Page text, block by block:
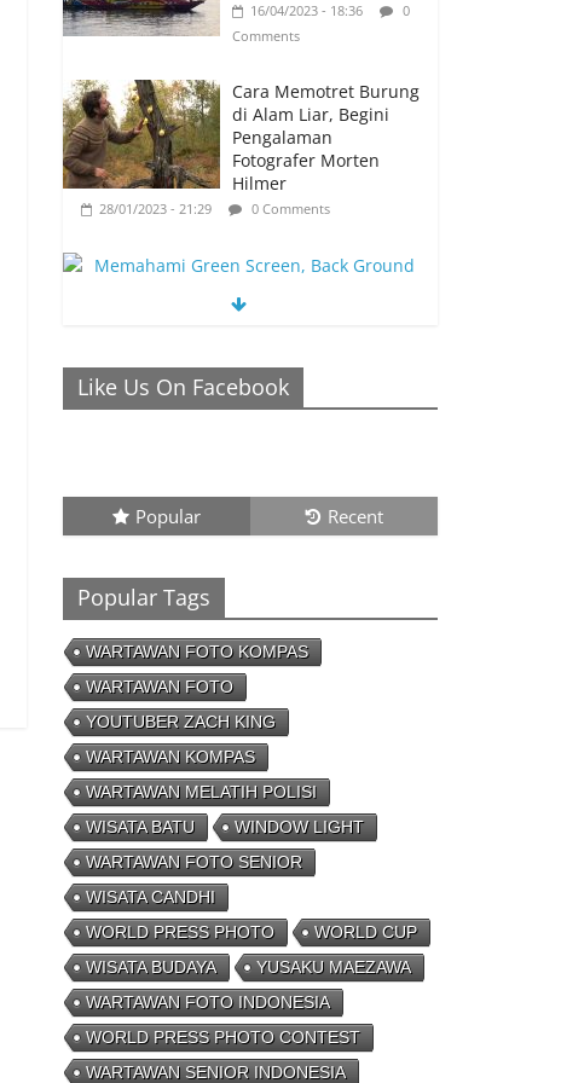
16/04/2023 - 18:36
0
Comments
Cara Memotret Burung
di Alam Liar, Begini
Pengalaman
Fotografer Morten
Hilmer
28/01/2023 - 21:29 0 Comments
Netral yang Bisa Membuat Video Anda
Semakin Menarik
26/01/2023 - 21:04 0 Comments
Ronaldo Istiqomah di Al Nassr, Bersiap di
Pecahkan Rekor Cetak Gol
26/01/2023 - 16:28 0 Comments
Peluang
Creativepreneur Era
Digital, Dapat Jutaan
Rupiah Per Bulan Dari
Foto Handphone
04/08/2023 - 09:26 0 Comments
Like Us On Facebook
Popular Recent
Popular Tags
WARTAWAN FOTO KOMPAS
WARTAWAN FOTO
YOUTUBER ZACH KING
WARTAWAN KOMPAS
WARTAWAN MELATIH POLISI
WISATA BATU
WINDOW LIGHT
WARTAWAN FOTO SENIOR
WISATA CANDHI
WORLD PRESS PHOTO
WORLD CUP
WISATA BUDAYA
YUSAKU MAEZAWA
WARTAWAN FOTO INDONESIA
WORLD PRESS PHOTO CONTEST
WARTAWAN SENIOR INDONESIA